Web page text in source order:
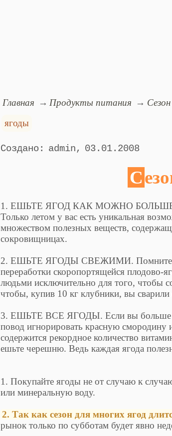
Главная Продукты питания
ягоды
admin 03.01.2008
1. ЕШЬТЕ ЯГОД КАК МОЖНО
Только летом у вас есть уникальная
множеством полезных веществ,
сокровищницах.
2. ЕШЬТЕ ЯГОДЫ СВЕЖИМИ. Помните:
переработки скоропортящейся
людьми исключительно для того, чтобы
чтобы, купив 10 кг клубники, вы сварили
3. ЕШЬТЕ ВСЕ ЯГОДЫ. Если вы больше
повод игнорировать красную смородину
содержится рекордное количество
ешьте черешню. Ведь каждая ягода
1. Покупайте ягоды не от случаю к
или минеральную воду.
2. Так как сезон для многих ягод
рынок только по субботам будет явно